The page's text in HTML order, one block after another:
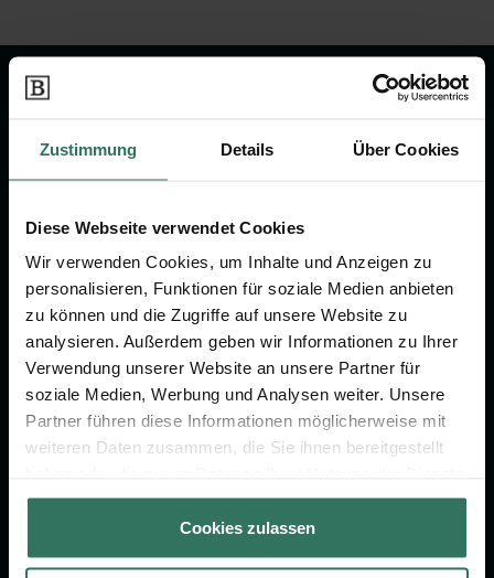
Zustimmung Details Über Cookies
Diese Webseite verwendet Cookies
Wir verwenden Cookies, um Inhalte und Anzeigen zu
personalisieren, Funktionen für soziale Medien anbieten
zu können und die Zugriffe auf unsere Website zu
analysieren. Außerdem geben wir Informationen zu Ihrer
Verwendung unserer Website an unsere Partner für
soziale Medien, Werbung und Analysen weiter. Unsere
Partner führen diese Informationen möglicherweise mit
weiteren Daten zusammen, die Sie ihnen bereitgestellt
gesammelt haben.
Cookies zulassen
Wir sind Ihr Ansprechpartner rund
um das Thema Bestattung &
Vorsorge.
Jetzt beraten lassen
FÜR SIE
Vergleich
Ratgeber
Verzeichnis
FÜR BESTATTER
Online-Portal
Kostenlos registrieren